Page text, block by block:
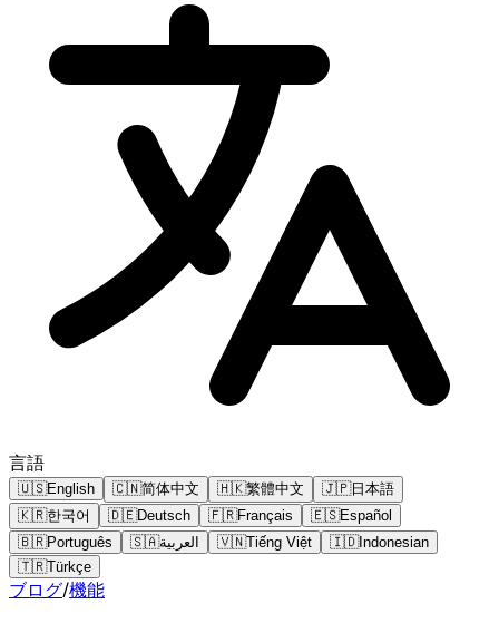
言語
🇺🇸English 🇨🇳简体中文 🇭🇰繁體中文 🇯🇵日本語
🇰🇷한국어 🇩🇪Deutsch 🇫🇷Français 🇪🇸Español
🇧🇷Português 🇸🇦العربية 🇻🇳Tiếng Việt 🇮🇩Indonesian
🇹🇷Türkçe
ブログ/機能